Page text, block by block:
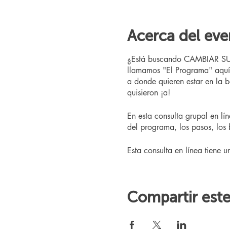
Acerca del
¿Está buscando CAMBIAR
llamamos "El Programa"
a donde quieren estar en la
quisieron ¡a!
En esta consulta grupal en
del programa, los pasos, los
Esta consulta en línea tiene
Compartir